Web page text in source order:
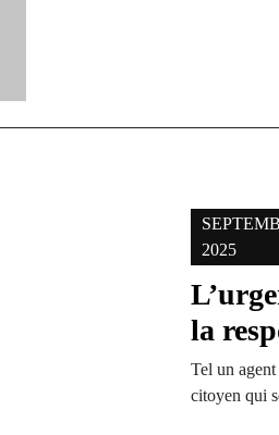
2025
la
Tel un
citoyen qui